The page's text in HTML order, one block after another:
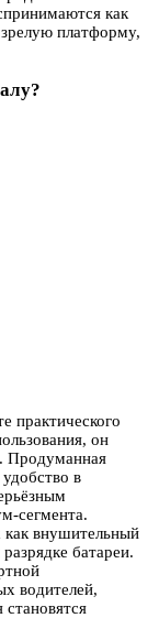
как
платформу,
практического
он
Продуманная
в
сегмента.
как внушительный
батареи.
водителей,